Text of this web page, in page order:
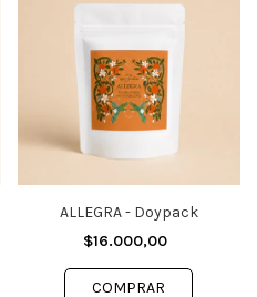
ALLEGRA - Doypack
$16.000,00